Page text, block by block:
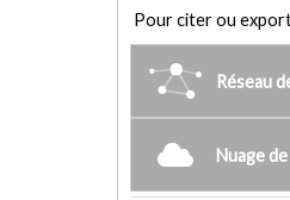
Pour citer ou
Réseau
Nuage